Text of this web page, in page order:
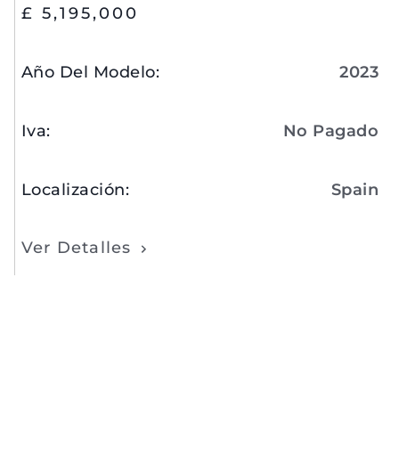
£ 5,195,000
Año Del Modelo: 2023
Iva: No Pagado
Localización: Spain
Ver Detalles